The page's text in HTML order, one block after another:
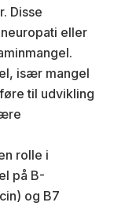
Disse
eller
især mangel
til udvikling
rolle i
på B-
og B7